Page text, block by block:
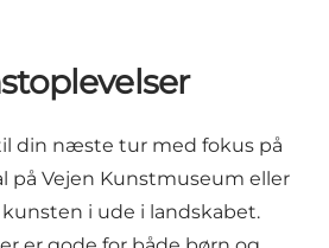
din næste tur med fokus på
på Vejen Kunstmuseum eller
i ude i landskabet.